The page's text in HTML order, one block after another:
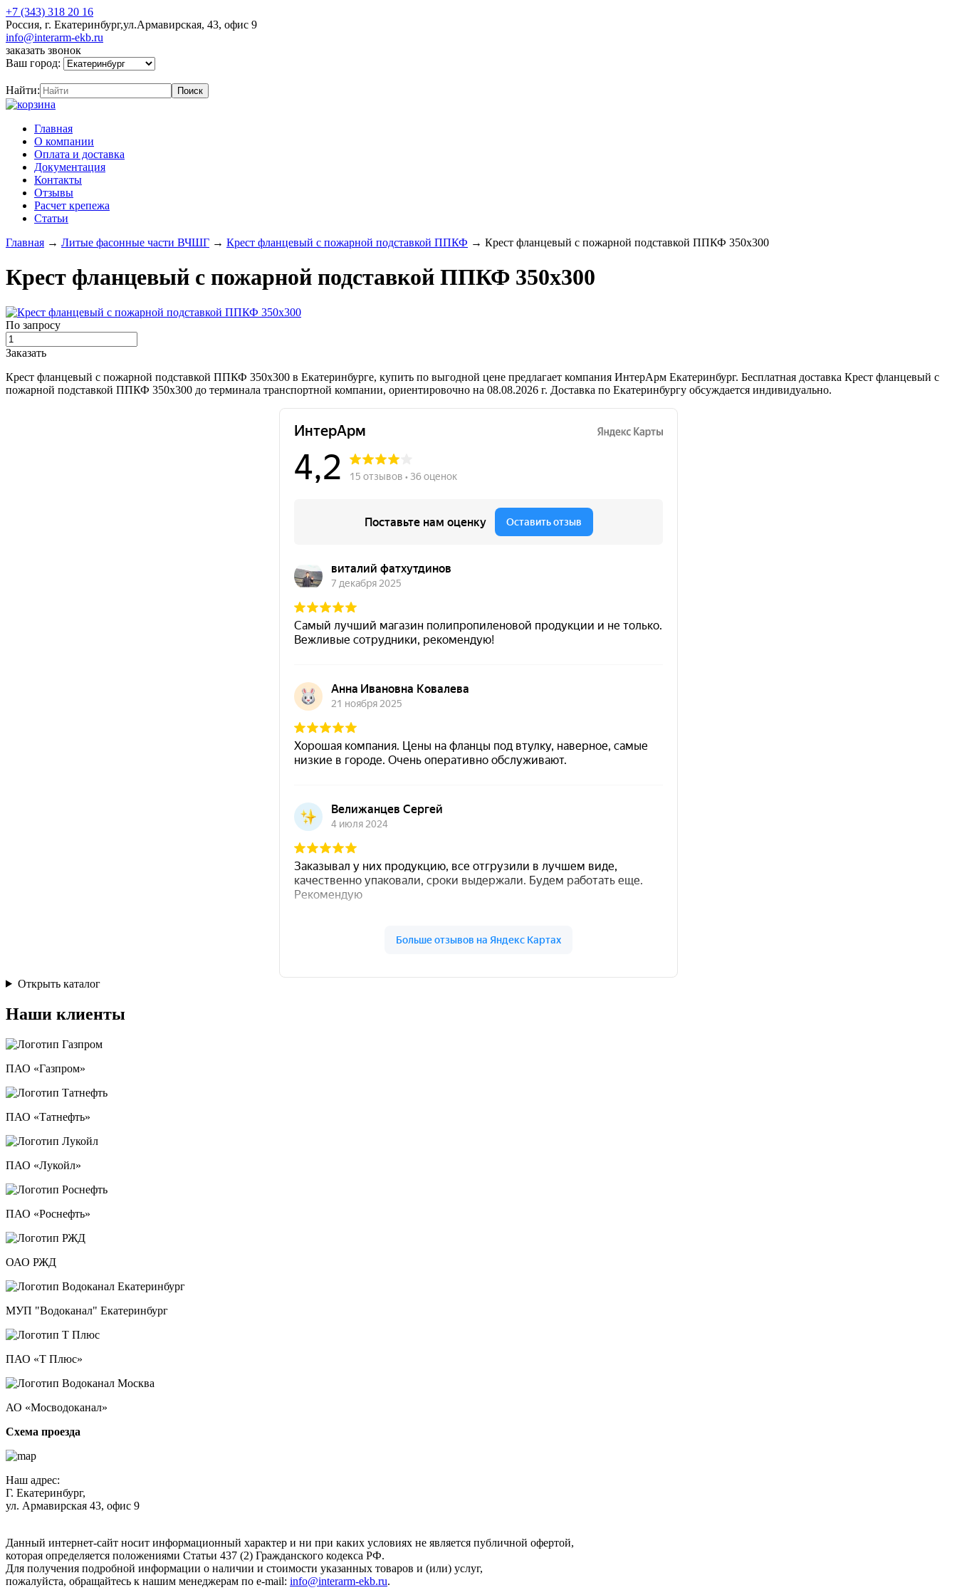
+7 (343) 318 20 16
Россия, г. Екатеринбург,ул.Армавирская, 43, офис 9
info@interarm-ekb.ru
заказать звонок
Ваш город:
Найти:
Главная
О компании
Оплата и доставка
Документация
Контакты
Отзывы
Расчет крепежа
Статьи
Главная → Литые фасонные части ВЧШГ → Крест фланцевый с пожарной подставкой ППКФ → Крест фланцевый с пожарной подставкой ППКФ 350х300
Крест фланцевый с пожарной подставкой ППКФ 350х300
По запросу
Заказать
Крест фланцевый с пожарной подставкой ППКФ 350х300 в Екатеринбурге, купить по выгодной цене предлагает компания ИнтерАрм Екатеринбург. Бесплатная доставка Крест фланцевый с
пожарной подставкой ППКФ 350х300 до терминала транспортной компании, ориентировочно на 08.08.2026 г. Доставка по Екатеринбургу обсуждается индивидуально.
Открыть каталог
Наши клиенты
ПАО «Газпром»
ПАО «Татнефть»
ПАО «Лукойл»
ПАО «Роснефть»
ОАО РЖД
МУП "Водоканал" Екатеринбург
ПАО «Т Плюс»
АО «Мосводоканал»
Схема проезда
Наш адрес:
Г. Екатеринбург,
ул. Армавирская 43, офис 9
Данный интернет-сайт носит информационный характер и ни при каких условиях не является публичной офертой,
которая определяется положениями Статьи 437 (2) Гражданского кодекса РФ.
Для получения подробной информации о наличии и стоимости указанных товаров и (или) услуг,
пожалуйста, обращайтесь к нашим менеджерам по e-mail: info@interarm-ekb.ru.